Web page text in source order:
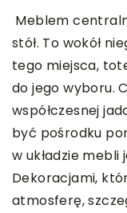
Meblem
stół. To wokół
tego miejsca,
do jego wyboru.
współczesnej
być pośrodku
w układzie mebli
Dekoracjami,
atmosferę,